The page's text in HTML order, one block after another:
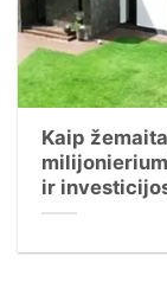
Kaip
ir